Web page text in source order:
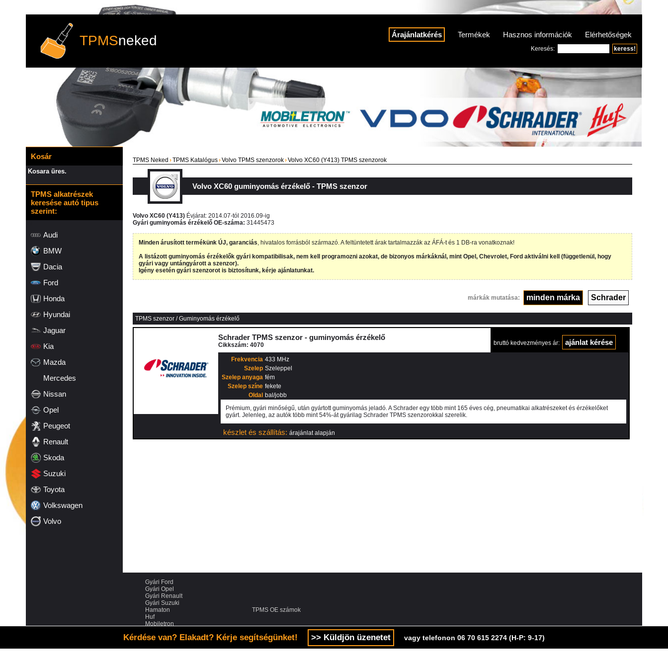
TPMSneked Árajánlatkérés Termékek Hasznos információk Elérhetőségek
Keresés:
Kosár
Kosara üres.
TPMS alkatrészek
keresése autó tipus
szerint:
Audi
BMW
Dacia
Ford
Honda
Hyundai
Jaguar
Kia
Mazda
Mercedes
Nissan
Opel
Peugeot
Renault
Skoda
Suzuki
Toyota
Volkswagen
Volvo
TPMS Neked ›TPMS Katalógus›Volvo TPMS szenzorok›Volvo XC60 (Y413) TPMS szenzorok
Volvo XC60 guminyomás érzékelő - TPMS szenzor
Volvo XC60 (Y413) Évjárat: 2014.07-tól 2016.09-ig
Gyári guminyomás érzékelő OE-száma: 31445473
Minden árusított termékünk ÚJ, garanciás, hivatalos forrásból származó. A feltüntetett árak tartalmazzák az ÁFÁ-t és 1 DB-ra vonatkoznak!
A listázott guminyomás érzékelők gyári kompatibilisak, nem kell programozni azokat, de bizonyos márkáknál, mint Opel, Chevrolet, Ford aktiválni kell (függetlenül, hogy
gyári vagy untángyárott a szenzor).
Igény esetén gyári szenzorot is biztosítunk, kérje ajánlatunkat.
márkák mutatása: minden márka Schrader
TPMS szenzor / Guminyomás érzékelő
Schrader TPMS szenzor - guminyomás érzékelő
Cikkszám: 4070 bruttó kedvezményes ár:
Frekvencia 433 MHz
Szelep Szeleppel
Szelep anyaga fém
Szelep színe fekete
Oldal bal/jobb
Prémium, gyári minőségű, után gyártott guminyomás jeladó. A Schrader egy több mint 165 éves cég, pneumatikai alkatrészeket és érzékelőket
gyárt. Jelenleg, az autók több mint 54%-át gyárilag Schrader TPMS szenzorokkal szerelik.
készlet és szállítás: árajánlat alapján
Gyári Ford
Gyári Opel
Gyári Renault
Gyári Suzuki
Hamaton
Huf
Mobiletron
VDO
TPMS OE számok
Kérdése van? Elakadt? Kérje segítségünket! >> Küldjön üzenetet vagy telefonon 06 70 615 2274 (H-P: 9-17)